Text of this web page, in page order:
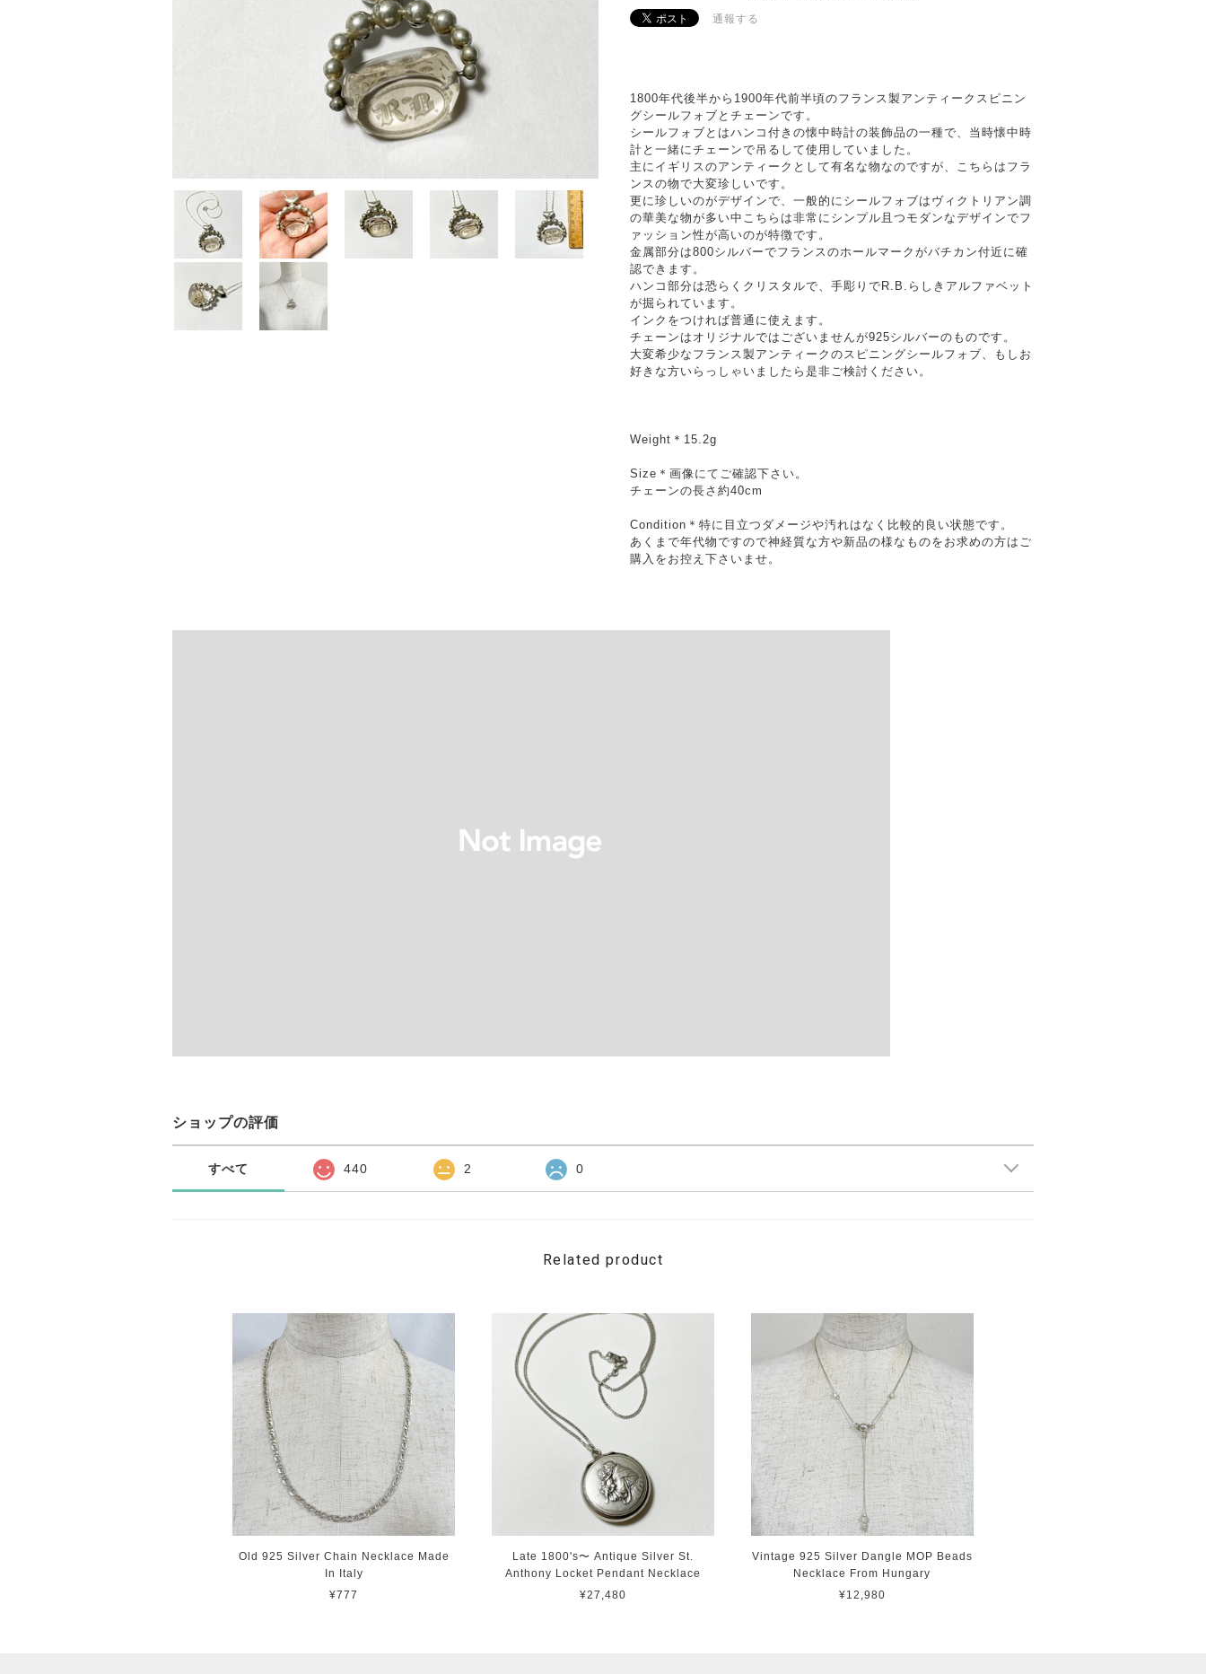
通報する
1800年代後半から1900年代前半頃のフランス製アンティークスピニン
グシールフォブとチェーンです。
シールフォブとはハンコ付きの懐中時計の装飾品の一種で、当時懐中時
計と一緒にチェーンで吊るして使用していました。
主にイギリスのアンティークとして有名な物なのですが、こちらはフラ
ンスの物で大変珍しいです。
更に珍しいのがデザインで、一般的にシールフォブはヴィクトリアン調
の華美な物が多い中こちらは非常にシンプル且つモダンなデザインでフ
ァッション性が高いのが特徴です。
金属部分は800シルバーでフランスのホールマークがバチカン付近に確
認できます。
ハンコ部分は恐らくクリスタルで、手彫りでR.B.らしきアルファベット
が掘られています。
インクをつければ普通に使えます。
チェーンはオリジナルではございませんが925シルバーのものです。
大変希少なフランス製アンティークのスピニングシールフォブ、もしお
好きな方いらっしゃいましたら是非ご検討ください。
Weight＊15.2g
Size＊画像にてご確認下さい。
チェーンの長さ約40cm
Condition＊特に目立つダメージや汚れはなく比較的良い状態です。
あくまで年代物ですので神経質な方や新品の様なものをお求めの方はご
購入をお控え下さいませ。
ショップの評価
すべて 440 2 0
Related product
Old 925 Silver Chain Necklace Made
In Italy
¥777
Late 1800's〜 Antique Silver St.
Anthony Locket Pendant Necklace
¥27,480
Vintage 925 Silver Dangle MOP Beads
Necklace From Hungary
¥12,980